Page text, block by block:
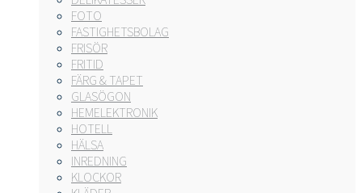
FOTO
FASTIGHETSBOLAG
FRISÖR
FRITID
FÄRG & TAPET
GLASÖGON
HEMELEKTRONIK
HOTELL
HÄLSA
INREDNING
KLOCKOR